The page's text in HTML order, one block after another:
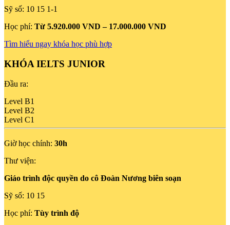
Sỹ số: 10 15 1-1
Học phí: Từ 5.920.000 VND – 17.000.000 VND
Tìm hiểu ngay khóa học phù hợp
KHÓA IELTS JUNIOR
Đầu ra:
Level B1
Level B2
Level C1
Giờ học chính: 30h
Thư viện:
Giáo trình độc quyền do cô Đoàn Nương biên soạn
Sỹ số: 10 15
Học phí: Tùy trình độ